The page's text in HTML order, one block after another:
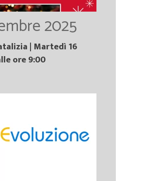
2025
| Martedì 16
ore 9:00